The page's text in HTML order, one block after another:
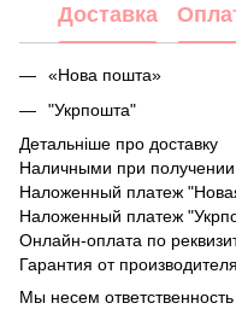
Доставка
«Нова пошта»
"Укрпошта"
Детальніше про доставку
Наличными при получении.
Наложенный платеж
Наложенный платеж
Онлайн-оплата по
Гарантия от
Мы несем